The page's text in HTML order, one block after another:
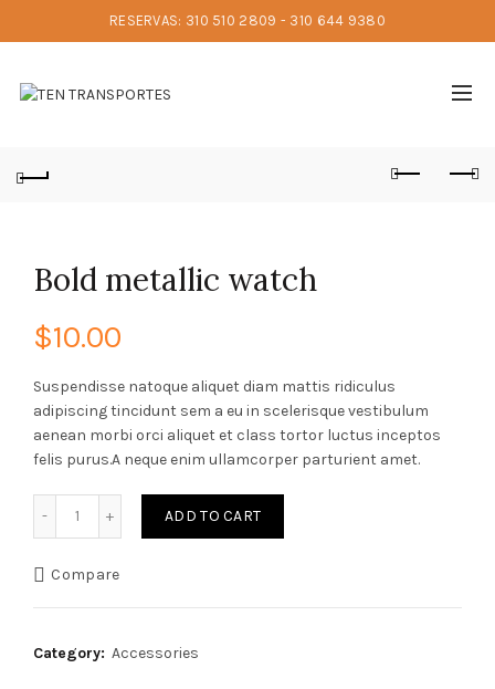
RESERVAS: 310 510 2809 - 310 644 9380
Bold metallic watch
$10.00
Suspendisse natoque aliquet diam mattis ridiculus
adipiscing tincidunt sem a eu in scelerisque vestibulum
aenean morbi orci aliquet et class tortor luctus inceptos
felis purus.A neque enim ullamcorper parturient amet.
ADD TO CART
Compare
Category: Accessories